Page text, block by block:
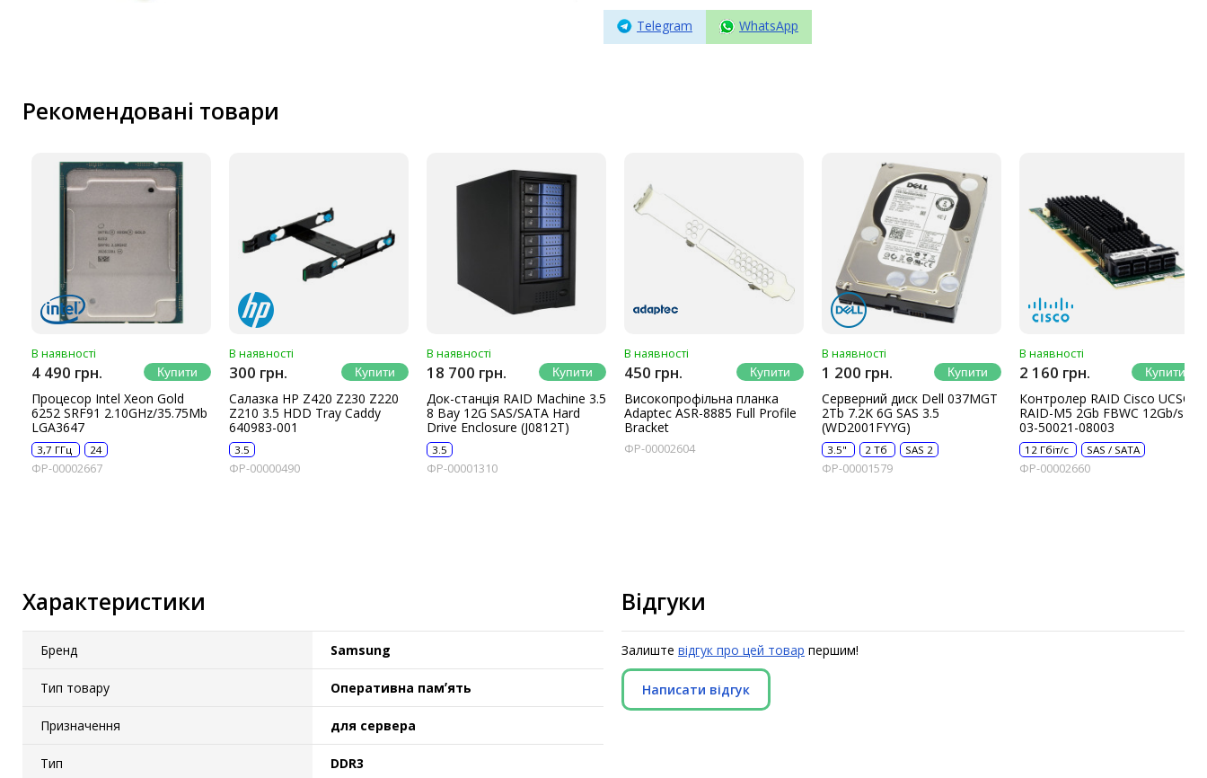
Мережеві карти
Кабелі та роз'єми
Аксесуари
Фильтри та стабілізатори
Павербанки
Кабелі, роз'єми, перехідники
Аксесуари для ноутбуків
Зовнішні блоки живлення
Периферійні пристрої
Монітори
Клавіатури, миші, комплекти
Інвертори напруги
Акумулятори для ДБЖ
Telegram WhatsApp
Рекомендовані товари
В наявності
4 490 грн.
Процесор Intel Xeon Gold
6252 SRF91 2.10GHz/35.75Mb
LGA3647
3,7 ГГц 24
ФР-00002667
В наявності
300 грн.
Салазка HP Z420 Z230 Z220
Z210 3.5 HDD Tray Caddy
640983-001
3.5
ФР-00000490
В наявності
18 700 грн.
Док-станція RAID Machine 3.5
8 Bay 12G SAS/SATA Hard
Drive Enclosure (J0812T)
3.5
ФР-00001310
В наявності
450 грн.
Високопрофільна планка
Adaptec ASR-8885 Full Profile
Bracket
ФР-00002604
В наявності
1 200 грн.
Серверний диск Dell 037MGT
2Tb 7.2K 6G SAS 3.5
(WD2001FYYG)
3.5" 2 Тб SAS 2
ФР-00001579
В наявності
2 160 грн.
Контролер RAID Cisco UCSC-
RAID-M5 2Gb FBWC 12Gb/s
03-50021-08003
12 Гбіт/с SAS / SATA
ФР-00002660
Характеристики
Бренд Samsung
Тип товару Оперативна памʼять
Призначення для сервера
Тип DDR3
Відгуки
Залиште відгук про цей товар першим!
Написати відгук